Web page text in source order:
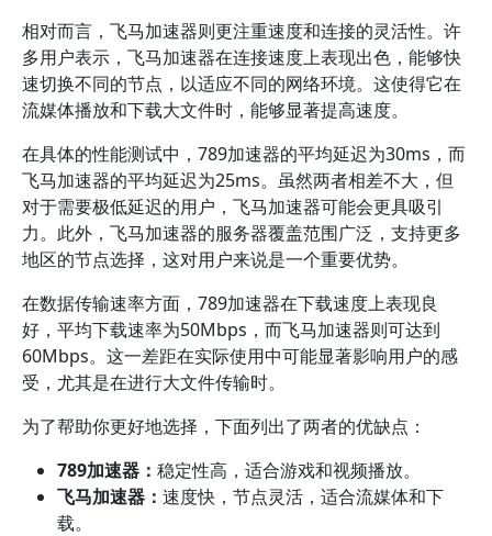
相对而言，飞马加速器则更注重速度和连接的灵活性。许
多用户表示，飞马加速器在连接速度上表现出色，能够快
速切换不同的节点，以适应不同的网络环境。这使得它在
流媒体播放和下载大文件时，能够显著提高速度。
在具体的性能测试中，789加速器的平均延迟为30ms，而
飞马加速器的平均延迟为25ms。虽然两者相差不大，但
对于需要极低延迟的用户，飞马加速器可能会更具吸引
力。此外，飞马加速器的服务器覆盖范围广泛，支持更多
地区的节点选择，这对用户来说是一个重要优势。
在数据传输速率方面，789加速器在下载速度上表现良
好，平均下载速率为50Mbps，而飞马加速器则可达到
60Mbps。这一差距在实际使用中可能显著影响用户的感
受，尤其是在进行大文件传输时。
为了帮助你更好地选择，下面列出了两者的优缺点：
789加速器： 稳定性高，适合游戏和视频播放。
飞马加速器： 速度快，节点灵活，适合流媒体和下
载。